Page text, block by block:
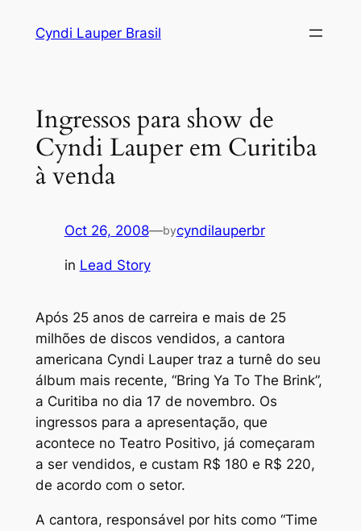
Cyndi Lauper Brasil
Ingressos para show de
Cyndi Lauper em Curitiba
à venda
Oct 26, 2008—bycyndilauperbr
in Lead Story
Após 25 anos de carreira e mais de 25
milhões de discos vendidos, a cantora
americana Cyndi Lauper traz a turnê do seu
álbum mais recente, “Bring Ya To The Brink”,
a Curitiba no dia 17 de novembro. Os
ingressos para a apresentação, que
acontece no Teatro Positivo, já começaram
a ser vendidos, e custam R$ 180 e R$ 220,
de acordo com o setor.
A cantora, responsável por hits como “Time